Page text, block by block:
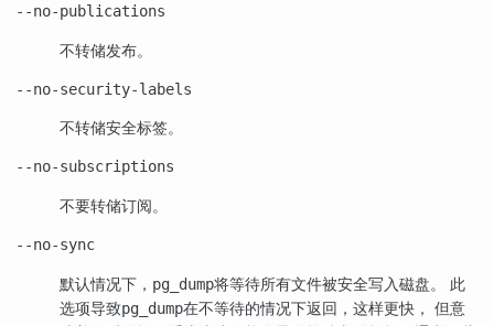
--no-publications
不转储发布。
--no-security-labels
不转储安全标签。
--no-subscriptions
不要转储订阅。
--no-sync
默认情况下， pg_dump将等待所有文件被安全写入磁盘。 此
选项导致pg_dump在不等待的情况下返回，这样更快， 但意